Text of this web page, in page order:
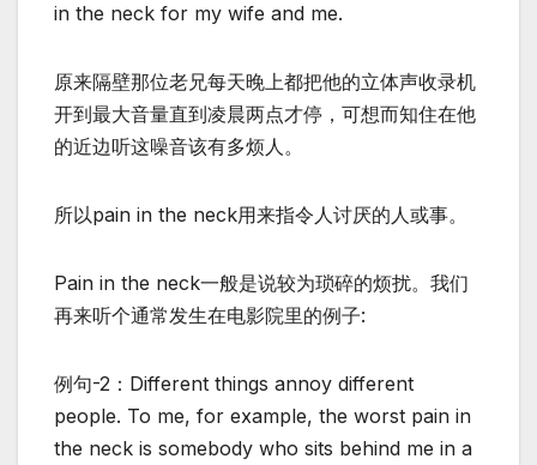
in the neck for my wife and me.
原来隔壁那位老兄每天晚上都把他的立体声收录机
开到最大音量直到凌晨两点才停，可想而知住在他
的近边听这噪音该有多烦人。
所以pain in the neck用来指令人讨厌的人或事。
Pain in the neck一般是说较为琐碎的烦扰。我们
再来听个通常发生在电影院里的例子:
例句-2：Different things annoy different
people. To me, for example, the worst pain in
the neck is somebody who sits behind me in a